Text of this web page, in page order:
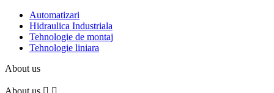
Automatizari
Hidraulica Industriala
Tehnologie de montaj
Tehnologie liniara
About us